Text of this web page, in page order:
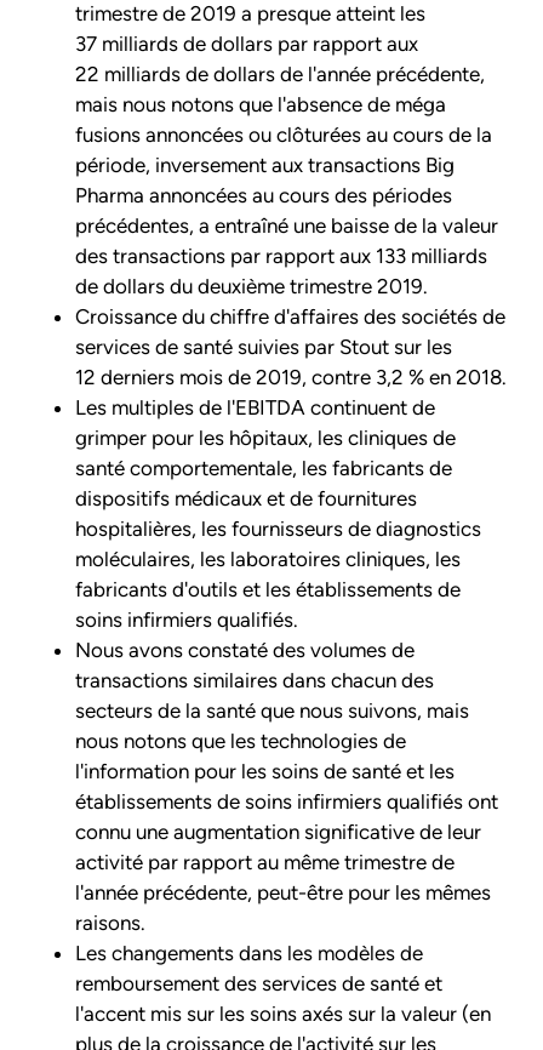
trimestre de 2019 a presque atteint les
37 milliards de dollars par rapport aux
22 milliards de dollars de l'année précédente,
mais nous notons que l'absence de méga
fusions annoncées ou clôturées au cours de la
période, inversement aux transactions Big
Pharma annoncées au cours des périodes
précédentes, a entraîné une baisse de la valeur
des transactions par rapport aux 133 milliards
de dollars du deuxième trimestre 2019.
Croissance du chiffre d'affaires des sociétés de
services de santé suivies par Stout sur les
12 derniers mois de 2019, contre 3,2 % en 2018.
Les multiples de l'EBITDA continuent de
grimper pour les hôpitaux, les cliniques de
santé comportementale, les fabricants de
dispositifs médicaux et de fournitures
hospitalières, les fournisseurs de diagnostics
moléculaires, les laboratoires cliniques, les
fabricants d'outils et les établissements de
soins infirmiers qualifiés.
Nous avons constaté des volumes de
transactions similaires dans chacun des
secteurs de la santé que nous suivons, mais
nous notons que les technologies de
l'information pour les soins de santé et les
établissements de soins infirmiers qualifiés ont
connu une augmentation significative de leur
activité par rapport au même trimestre de
l'année précédente, peut-être pour les mêmes
raisons.
Les changements dans les modèles de
remboursement des services de santé et
l'accent mis sur les soins axés sur la valeur (en
plus de la croissance de l'activité sur les